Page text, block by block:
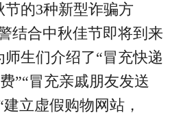
的3种新型诈骗方
合中秋佳节即将到来
生们介绍了“冒充快递
”“冒充亲戚朋友发送
立虚假购物网站，